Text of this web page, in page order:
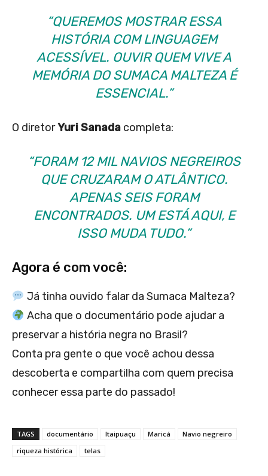
“QUEREMOS MOSTRAR ESSA
HISTÓRIA COM LINGUAGEM
ACESSÍVEL. OUVIR QUEM VIVE A
MEMÓRIA DO SUMACA MALTEZA É
ESSENCIAL.”
O diretorYuri Sanada completa:
“FORAM 12 MIL NAVIOS NEGREIROS
QUE CRUZARAM O ATLÂNTICO.
APENAS SEIS FORAM
ENCONTRADOS. UM ESTÁ AQUI, E
ISSO MUDA TUDO.”
Agora é com você:
Já tinha ouvido falar da Sumaca Malteza?
Acha que o documentário pode ajudar a
preservar a história negra no Brasil?
Conta pra gente o que você achou dessa
descoberta e compartilha com quem precisa
conhecer essa parte do passado!
TAGS documentário Itaipuaçu Maricá
Navio negreiro
riqueza histórica
telas